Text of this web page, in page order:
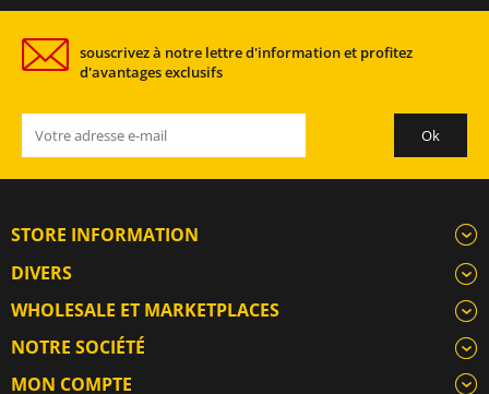
souscrivez à notre lettre d'information et profitez
d'avantages exclusifs
STORE INFORMATION
DIVERS
WHOLESALE ET MARKETPLACES
NOTRE SOCIÉTÉ
MON COMPTE